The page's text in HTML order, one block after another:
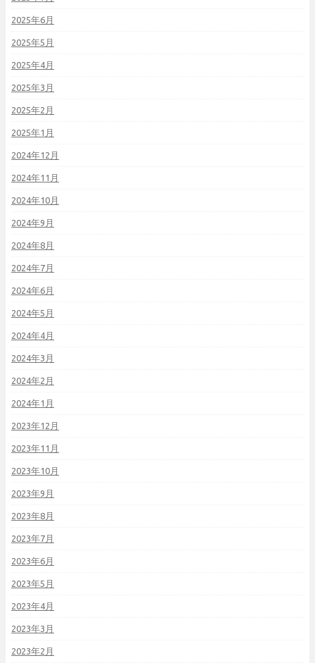
2025年6月
2025年5月
2025年4月
2025年3月
2025年2月
2025年1月
2024年12月
2024年11月
2024年10月
2024年9月
2024年8月
2024年7月
2024年6月
2024年5月
2024年4月
2024年3月
2024年2月
2024年1月
2023年12月
2023年11月
2023年10月
2023年9月
2023年8月
2023年7月
2023年6月
2023年5月
2023年4月
2023年3月
2023年2月